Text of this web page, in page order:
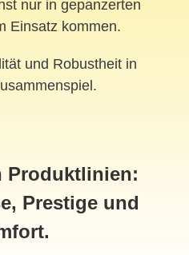
nur in gepanzerten
Einsatz kommen.
und Robustheit in
Produktlinien:
Prestige und